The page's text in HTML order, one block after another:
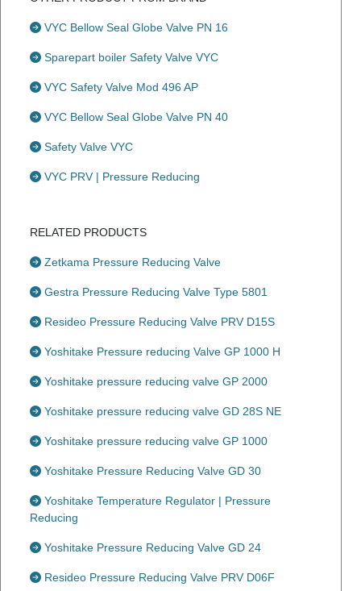
VYC Bellow Seal Globe Valve PN 16
Sparepart boiler Safety Valve VYC
VYC Safety Valve Mod 496 AP
VYC Bellow Seal Globe Valve PN 40
Safety Valve VYC
VYC PRV | Pressure Reducing
RELATED PRODUCTS
Zetkama Pressure Reducing Valve
Gestra Pressure Reducing Valve Type 5801
Resideo Pressure Reducing Valve PRV D15S
Yoshitake Pressure reducing Valve GP 1000 H
Yoshitake pressure reducing valve GP 2000
Yoshitake pressure reducing valve GD 28S NE
Yoshitake pressure reducing valve GP 1000
Yoshitake Pressure Reducing Valve GD 30
Yoshitake Temperature Regulator | Pressure
Reducing
Yoshitake Pressure Reducing Valve GD 24
Resideo Pressure Reducing Valve PRV D06F